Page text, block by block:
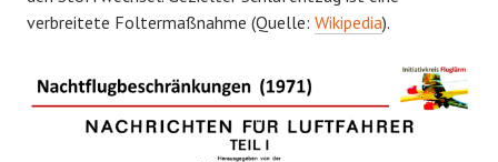
verbreitete Foltermaßnahme (Quelle: Wikipedia).